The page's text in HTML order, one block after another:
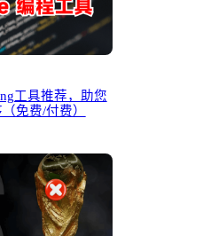
工具推荐，助您
免费/付费）